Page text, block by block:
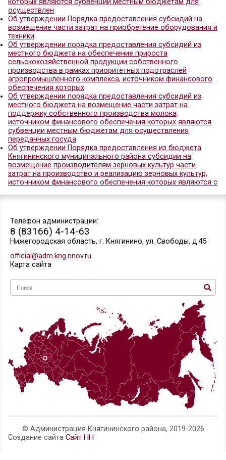
Об утверждении Порядка предоставления
бюджета Княгининского муниципального
возмещение части затрат на поддержку
семеноводства, источником финансового
которых являются субвенции местным
осуществления
Об утверждении Порядка предоставления
бюджета Княгининского муниципального
возмещение части затрат на поддержку
животноводства, источником финансового
которых являются субвенции местным
осуществлен
Об утверждении Порядка предоставления
возмещение части затрат на приобретение
техники
Об утверждении порядка предоставления
местного бюджета на обеспечение прироста
сельскохозяйственной продукции собственного
производства в рамках приоритетных
обеспечения которых
Об утверждении порядка предоставления
местного бюджета на возмещение части затрат
поддержку собственного производства молока,
источником финансового обеспечения которых
переданных госуда
Об утверждении Порядка предоставления из
Княгининского муниципального района
возмещение производителям зерновых культур
затрат на производство и реализацию зерновых
источником финансового обеспечения которых
Телефон администрации:
8 (83166) 4-14-63
official@adm.kng.nnov.ru
Карта сайта